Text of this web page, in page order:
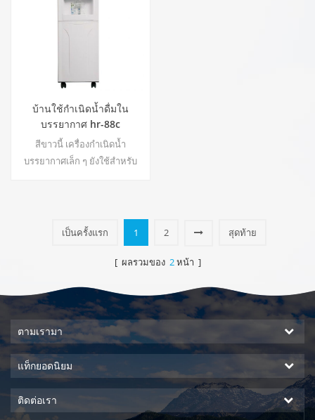
บ้านใช้กำเนิดน้ำดื่มใน
บรรยากาศ hr-88c
สีขาวนี้ เครื่องกำเนิดน้ำ
บรรยากาศเล็ก ๆ ยังใช้สำหรับ
เป็นครั้งแรก
1 2 สุดท้าย
[ ผลรวมของ 2หน้า ]
ตามเรามา
แท็กยอดนิยม
ติดต่อเรา